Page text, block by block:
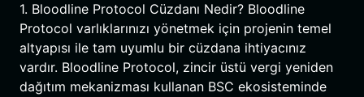
1. Bloodline Protocol Cüzdanı Nedir? Bloodline
Protocol varlıklarınızı yönetmek için projenin temel
altyapısı ile tam uyumlu bir cüzdana ihtiyacınız
vardır. Bloodline Protocol, zincir üstü vergi yeniden
dağıtım mekanizması kullanan BSC ekosisteminde